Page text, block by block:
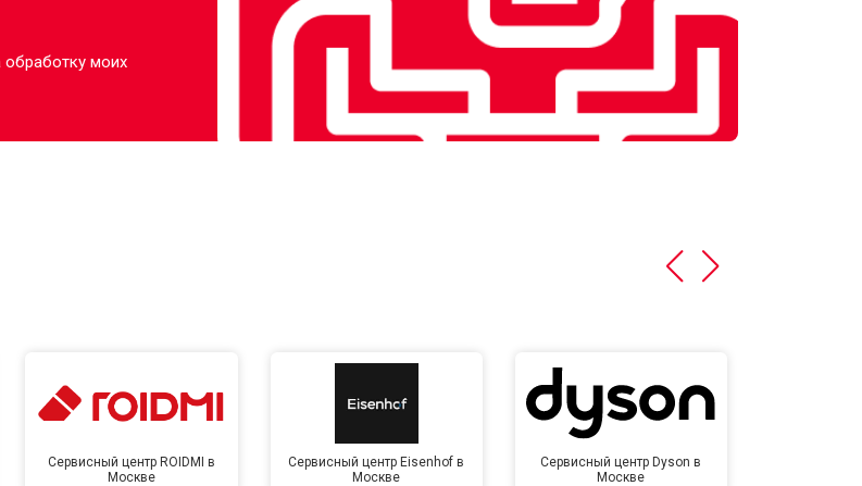
моих
Сервисный центр ROIDMI в
Москве
Сервисный центр Eisenhof в
Москве
Сервисный центр Dyson в
Москве